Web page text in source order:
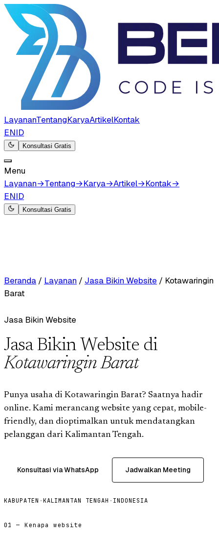
LayananTentangKaryaArtikelKontak
ENID
Konsultasi Gratis
Menu
Layanan→Tentang→Karya→Artikel→Kontak→
ENID
Konsultasi Gratis
Beranda / Layanan / Jasa Bikin Website / Kotawaringin
Barat
Jasa Bikin Website
Jasa Bikin Website di
Kotawaringin Barat
Punya usaha di Kotawaringin Barat? Saatnya hadir
online. Kami merancang website yang cepat, mobile-
friendly, dan dioptimalkan untuk mendatangkan
pelanggan dari Kalimantan Tengah.
Konsultasi via WhatsApp Jadwalkan Meeting
KABUPATEN ·KALIMANTAN TENGAH · INDONESIA
01 — Kenapa website